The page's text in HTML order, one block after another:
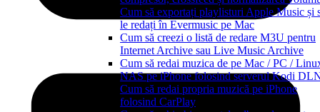
Cum să exportați playlisturi Apple Music și
le redați în Evermusic pe Mac
Cum să creezi o listă de redare M3U pentru
Internet Archive sau Live Music Archive
Cum să redai muzica de pe Mac / PC /
NAS pe iPhone folosind serverul Kodi
Cum să redai propria muzică pe iPhone
folosind CarPlay